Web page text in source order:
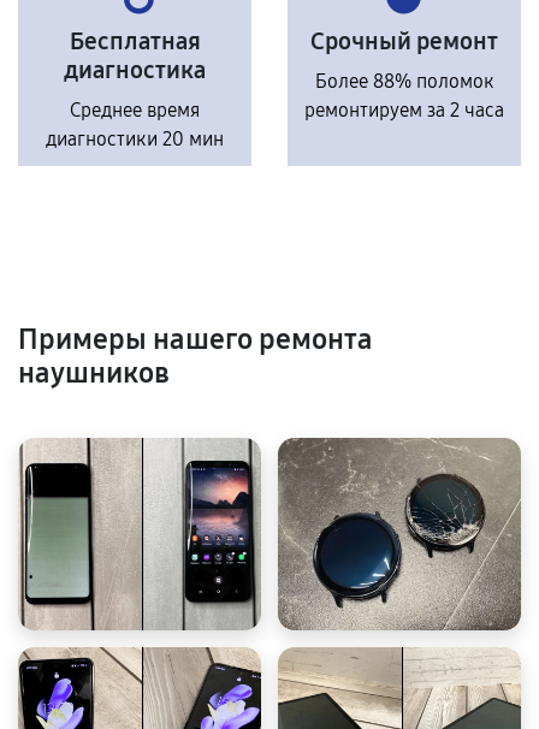
Бесплатная
диагностика
Среднее время
диагностики 20 мин
Срочный ремонт
Более 88% поломок
ремонтируем за 2 часа
Примеры нашего ремонта
наушников